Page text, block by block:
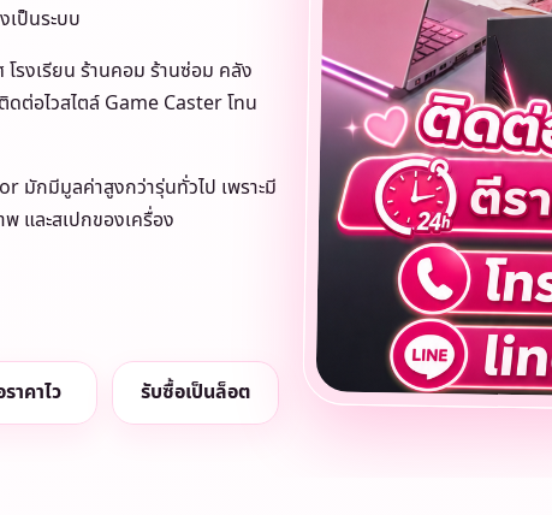
ป็นระบบ
รงเรียน ร้านคอม ร้านซ่อม คลัง
ต่อไวสไตล์ Game Caster โทน
มักมีมูลค่าสูงกว่ารุ่นทั่วไป เพราะมี
และสเปกของเครื่อง
าคาไว รับซื้อเป็นล็อต